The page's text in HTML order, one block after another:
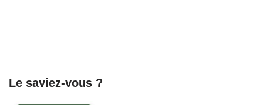
Le saviez-vous ?